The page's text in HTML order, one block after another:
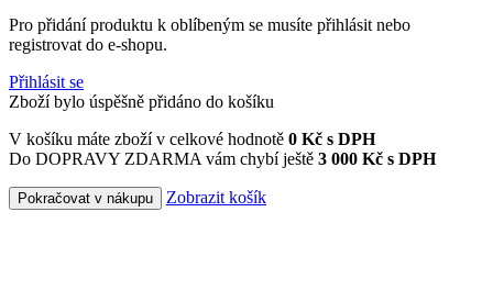
Pro přidání produktu k oblíbeným se musíte přihlásit nebo
registrovat do e-shopu.
Přihlásit se
Zboží bylo úspěšně přidáno do košíku
V košíku máte zboží v celkové hodnotě 0 Kč s DPH
Do DOPRAVY ZDARMA vám chybí ještě 3 000 Kč s DPH
Pokračovat v nákupu Zobrazit košík